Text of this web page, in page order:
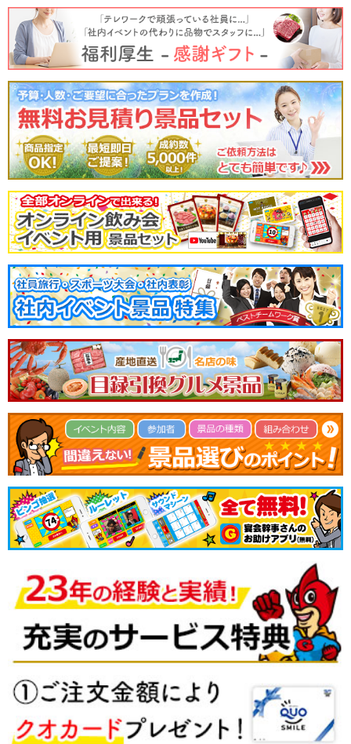
希望をかなえて頂き、ありがとうございました。
｜ 2024年01月15日 夜叉0517
忘年会景品景品で購入しました。
驚くほど軽量コンパクトで、当たった人も幹事も運ぶのに負担にならず有り難
かったです。
｜ 2024年01月10日 購入者
綺麗に梱包していただき、どの商品かがわかるようにしていていただいてて、
またすぐにお送りいただいて大変助かりました。
｜ 2023年11月01日 購入者
特典をいただけるということでレビューします。
よくあるカタログギフトです。価格帯はちょうど良いです。
｜ 2023年10月11日 購入者
イベントの景品として購入しました。
同じショップでいくつか購入したので、
中が分かるようにシールをつけていただけました。
対応も早かったので良かったです。
｜ 2023年10月04日 sumig1231
結婚式の景品用に購入させて頂きました。
持って帰って貰う荷物を軽くしたくてこちらにしたのですが、サイズ感もちょ
うど良くて思っていた通りでした。
ビンゴの景品のため購入。
お盆期間で間に合うか心配でしたがお盆明けにすぐ発送していただき間に合い
ました。
包装紙も選べて良かったです。
｜ 2023年07月27日 購入者
結婚式の二次会の景品として使用しました！
｜ 2023年06月07日 アヤママ0605
プレゼントに喜んでいました。
ありがとうございます。